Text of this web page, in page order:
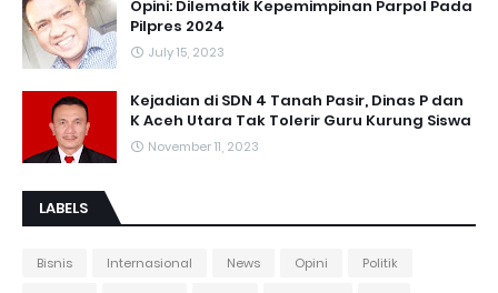
Opini: Dilematik Kepemimpinan Parpol Pada
Pilpres 2024
July 15, 2023
Kejadian di SDN 4 Tanah Pasir, Dinas P dan
K Aceh Utara Tak Tolerir Guru Kurung Siswa
November 11, 2023
LABELS
Bisnis Internasional News Opini
Politik